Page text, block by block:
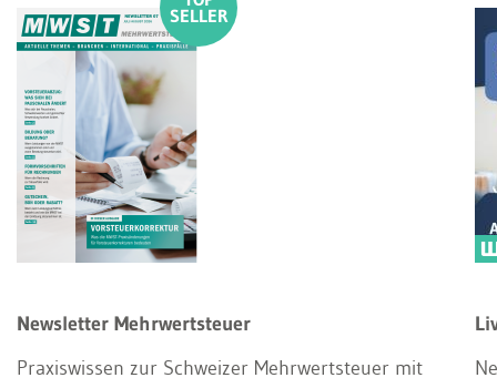
Newsletter Mehrwertsteuer
Praxiswissen zur Schweizer Mehrwertsteuer mit